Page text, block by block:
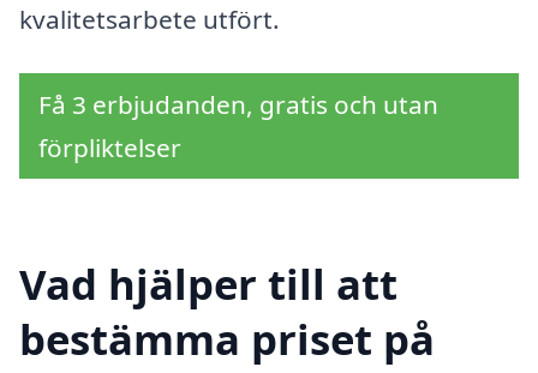
kvalitetsarbete utfört.
Få 3 erbjudanden, gratis och utan
förpliktelser
Vad hjälper till att
bestämma priset på